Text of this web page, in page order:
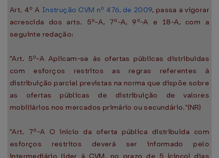
Art. 4º A Instrução CVM nº 476, de 2009, passa a vigorar
acrescida dos arts. 5º-A, 7º-A, 9º-A e 18-A, com a
seguinte redação:
"Art. 5º-A Aplicam-se às ofertas públicas distribuídas
com esforços restritos as regras referentes à
distribuição parcial previstas na norma que dispõe sobre
as ofertas públicas de distribuição de valores
mobiliários nos mercados primário ou secundário."(NR)
"Art. 7º-A O início da oferta pública distribuída com
esforços restritos deverá ser informado pelo
intermediário líder à CVM, no prazo de 5 (cinco) dias